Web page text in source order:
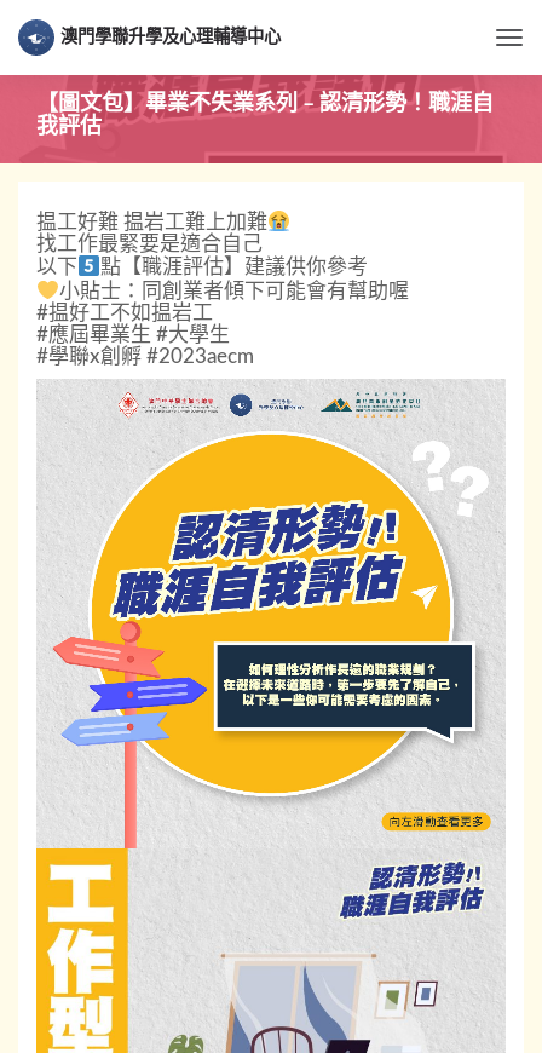
澳門學聯升學及心理輔導中心
【圖文包】畢業不失業系列 – 認清形勢！職涯自
我評估
揾工好難 揾岩工難上加難
找工作最緊要是適合自己
以下
點【職涯評估】建議供你參考
小貼士：同創業者傾下可能會有幫助喔
#揾好工不如揾岩工
#應屆畢業生 #大學生
#學聯x創孵 #2023aecm